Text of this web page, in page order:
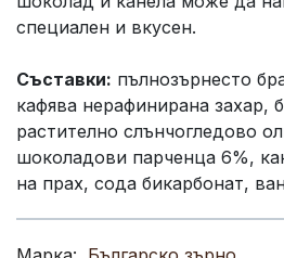
специален и вкусен.
Съставки: пълнозърнесто
кафява нерафинирана захар,
растително слънчогледово
шоколадови парченца 6%,
на прах, сода бикарбонат,